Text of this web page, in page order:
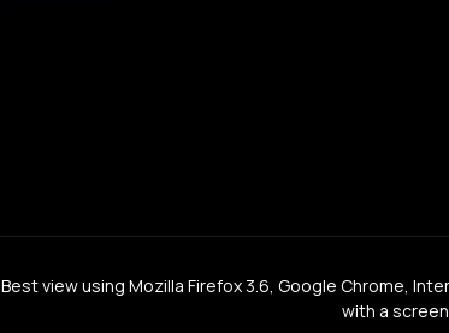
Best view using Mozilla Firefox 3.6, Google Chrome,
with a